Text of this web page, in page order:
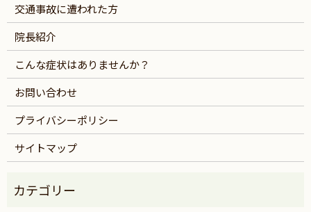
交通事故に遭われた方
院長紹介
こんな症状はありませんか？
お問い合わせ
プライバシーポリシー
サイトマップ